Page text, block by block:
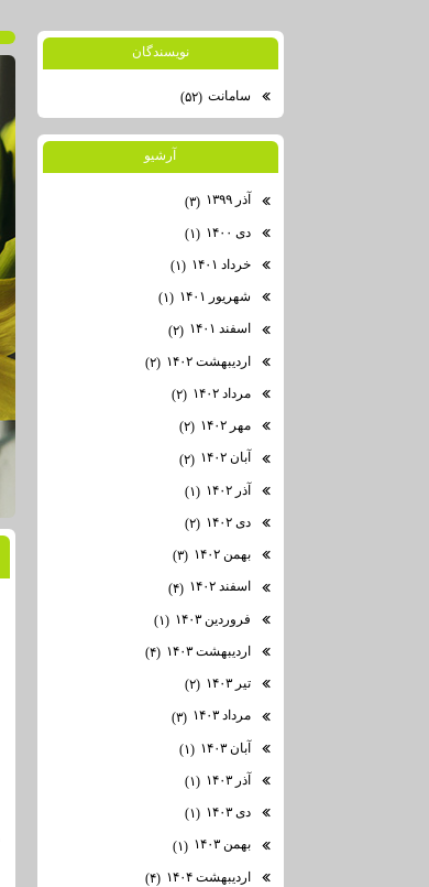
نويسندگان
سامانت (۵۲)
آرشيو
آذر ۱۳۹۹
(۳)
دی ۱۴۰۰
(۱)
خرداد ۱۴۰۱
(۱)
شهریور ۱۴۰۱
(۱)
اسفند ۱۴۰۱
(۲)
اردیبهشت ۱۴۰۲
(۲)
مرداد ۱۴۰۲
(۲)
مهر ۱۴۰۲
(۲)
آبان ۱۴۰۲
(۲)
آذر ۱۴۰۲
(۱)
دی ۱۴۰۲
(۲)
بهمن ۱۴۰۲
(۳)
اسفند ۱۴۰۲
(۴)
فروردین ۱۴۰۳
(۱)
اردیبهشت ۱۴۰۳
(۴)
تیر ۱۴۰۳
(۲)
مرداد ۱۴۰۳
(۳)
آبان ۱۴۰۳
(۱)
آذر ۱۴۰۳
(۱)
دی ۱۴۰۳
(۱)
بهمن ۱۴۰۳
(۱)
اردیبهشت ۱۴۰۴
(۴)